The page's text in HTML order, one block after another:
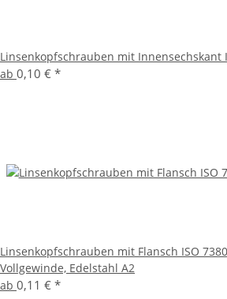
Linsenkopfschrauben mit Innensechskant
ab 0,10 € *
Linsenkopfschrauben mit Flansch ISO
Vollgewinde, Edelstahl A2
ab 0,11 € *